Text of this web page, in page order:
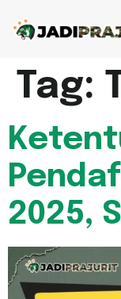
Tag:
2025,